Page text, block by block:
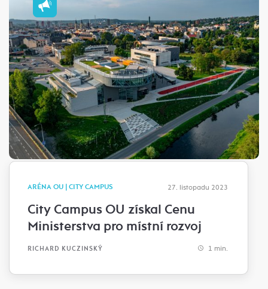
ARÉNA OU | CITY CAMPUS 27. listopadu 2023
City Campus OU získal Cenu
Ministerstva pro místní rozvoj
RICHARD KUCZINSKÝ 1 min.